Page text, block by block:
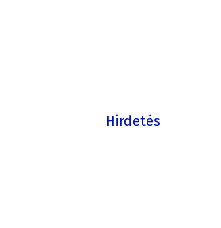
Hirdetés